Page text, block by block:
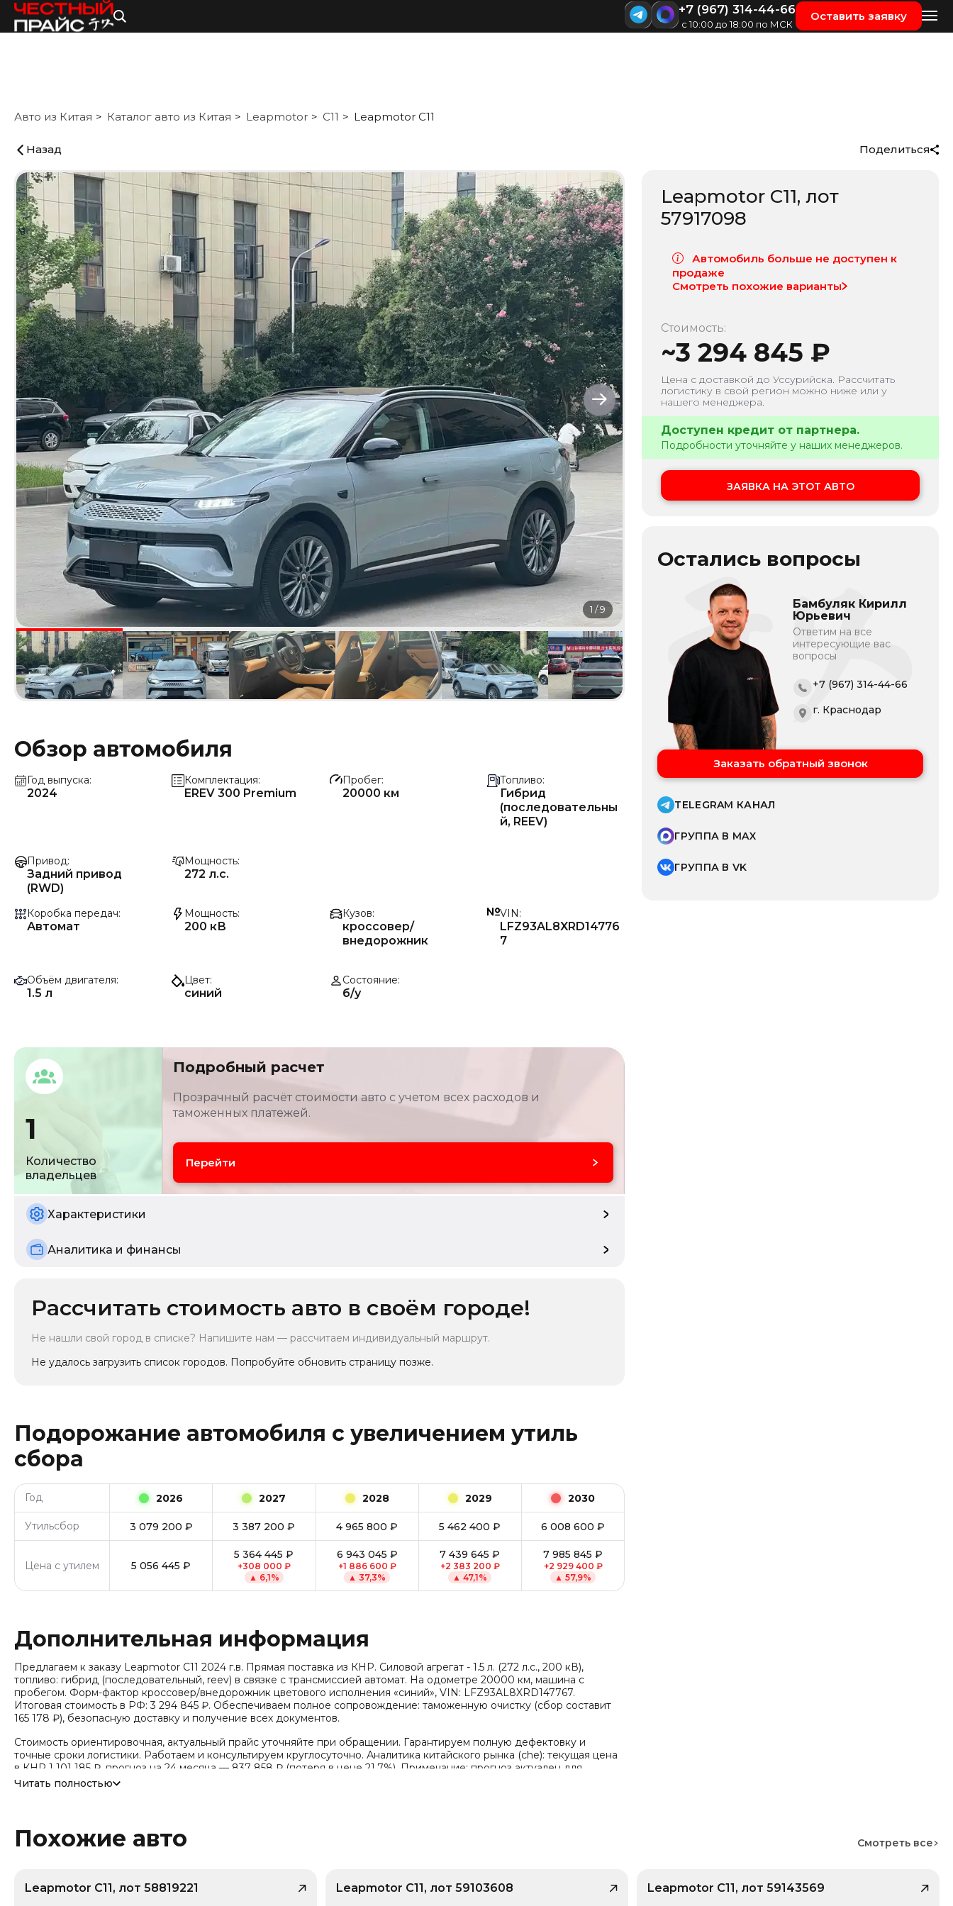
+7 (967) 314-44-66
с 10:00 до 18:00 по МСК
Оставить заявку
Авто из Китая Каталог авто из Китая Leapmotor C11 Leapmotor C11
Назад Поделиться
1 /9
Обзор автомобиля
Год выпуска
2024
Комплектация
EREV 300 Premium
Пробег
20000 км
Топливо
Гибрид
(последовательны
й, REEV)
Привод
Задний привод
(RWD)
Мощность
272 л.с.
Коробка передач
Автомат
Мощность
200 кВ
Кузов
кроссовер/
внедорожник
VIN
LFZ93AL8XRD14776
7
Объём двигателя
1.5 л
Цвет
синий
Состояние
б/у
1
Количество
владельцев
Подробный расчет
Прозрачный расчёт стоимости авто с учетом всех расходов и
таможенных платежей.
Перейти
Характеристики
Аналитика и финансы
Рассчитать стоимость авто в своём городе!
Не нашли свой город в списке? Напишите нам — рассчитаем индивидуальный маршрут.
Не удалось загрузить список городов. Попробуйте обновить страницу позже.
Подорожание автомобиля с увеличением утиль
сбора
Год 2026 2027 2028 2029 2030
Утильсбор 3 079 200 ₽ 3 387 200 ₽ 4 965 800 ₽ 5 462 400 ₽ 6 008 600 ₽
Цена с утилем 5 056 445 ₽
5 364 445 ₽
+308 000 ₽
▲ 6,1%
6 943 045 ₽
+1 886 600 ₽
▲37,3%
7 439 645 ₽
+2 383 200 ₽
▲47,1%
7 985 845 ₽
+2 929 400 ₽
▲57,9%
Дополнительная информация
Предлагаем к заказу Leapmotor C11 2024 г.в. Прямая поставка из КНР. Силовой агрегат - 1.5 л. (272 л.с., 200 кВ),
топливо: гибрид (последовательный, reev) в связке с трансмиссией автомат. На одометре 20000 км, машина с
пробегом. Форм-фактор кроссовер/внедорожник цветового исполнения «синий», VIN: LFZ93AL8XRD147767.
Итоговая стоимость в РФ: 3 294 845 ₽. Обеспечиваем полное сопровождение: таможенную очистку (сбор составит
165 178 ₽), безопасную доставку и получение всех документов.
Стоимость ориентировочная, актуальный прайс уточняйте при обращении. Гарантируем полную дефектовку и
точные сроки логистики. Работаем и консультируем круглосуточно. Аналитика китайского рынка (che): текущая цена
в КНР 1 101 185 ₽, прогноз на 24 месяца — 837 858 ₽ (потеря в цене 21.7%). Примечание: прогноз актуален для
внутреннего рынка Китая, без растаможки.
Читать полностью
Leapmotor C11, лот
57917098
Автомобиль больше не доступен к
продаже
Смотреть похожие варианты
Стоимость:
~3 294 845 ₽
Цена с доставкой до Уссурийска. Рассчитать
логистику в свой регион можно ниже или у
нашего менеджера.
Доступен кредит от партнера.
Подробности уточняйте у наших менеджеров.
ЗАЯВКА НА ЭТОТ АВТО
Остались вопросы
Бамбуляк Кирилл
Юрьевич
Ответим на все
интересующие вас
вопросы
+7 (967) 314-44-66
г. Краснодар
Заказать обратный звонок
TELEGRAM КАНАЛ
ГРУППА В MAX
ГРУППА В VK
Похожие авто Смотреть все
Leapmotor C11, лот 58819221 Leapmotor C11, лот 59103608 Leapmotor C11, лот 59143569